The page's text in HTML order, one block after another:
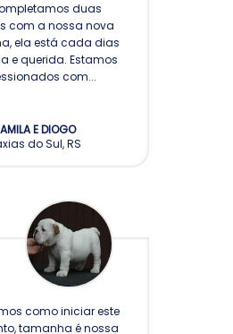
duas
com a nossa nova
ela está cada dias
e querida. Estamos
com...
E DIOGO
do Sul, RS
como iniciar este
tamanha é nossa